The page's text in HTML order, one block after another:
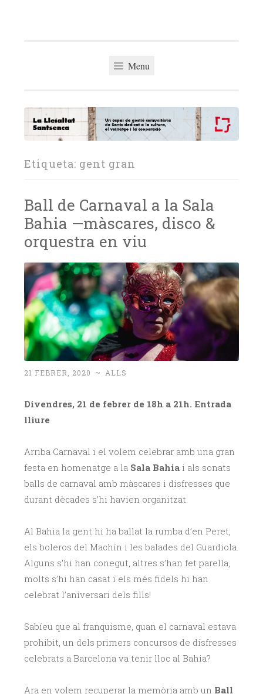
Menu
Etiqueta: gent gran
Ball de Carnaval a la Sala
Bahia —màscares, disco &
orquestra en viu
21 FEBRER, 2020 ~ ALLS
Divendres, 21 de febrer de 18h a 21h. Entrada
lliure
Arriba Carnaval i el volem celebrar amb una gran
festa en homenatge a la Sala Bahia i als sonats
balls de carnaval amb màscares i disfresses que
durant dècades s’hi havien organitzat.
Al Bahia la gent hi ha ballat la rumba d’en Peret,
els boleros del Machín i les balades del Guardiola.
Alguns s’hi han conegut, altres s’han fet parella,
molts s’hi han casat i els més fidels hi han
celebrat l’aniversari dels fills!
Sabíeu que al franquisme, quan el carnaval estava
prohibit, un dels primers concursos de disfresses
celebrats a Barcelona va tenir lloc al Bahia?
Ara en volem recuperar la memòria amb un Ball